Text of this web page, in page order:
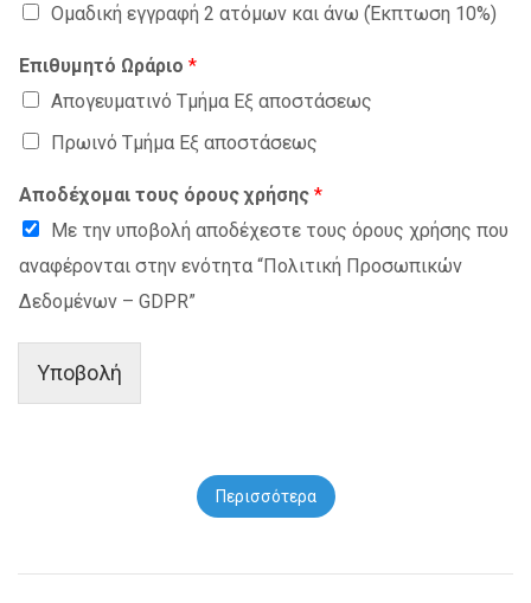
Ομαδική εγγραφή 2 ατόμων και άνω (Έκπτωση 10%)
Επιθυμητό Ωράριο *
Απογευματινό Τμήμα Εξ αποστάσεως
Πρωινό Τμήμα Εξ αποστάσεως
Αποδέχομαι τους όρους χρήσης *
Με την υποβολή αποδέχεστε τους όρους χρήσης που
αναφέρονται στην ενότητα “Πολιτική Προσωπικών
Δεδομένων – GDPR”
Υποβολή
Περισσότερα